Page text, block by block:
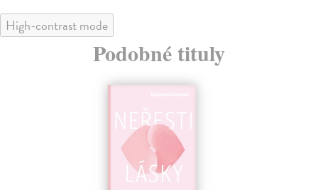
High-contrast mode
Podobné tituly